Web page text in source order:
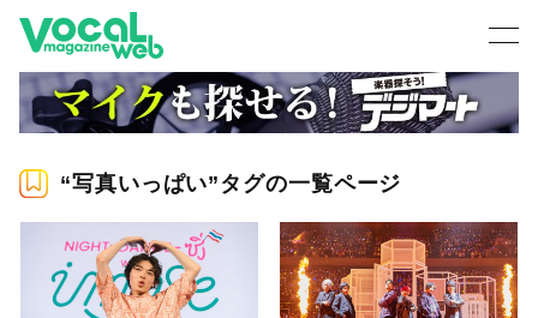
“写真いっぱい”タグの一覧ページ